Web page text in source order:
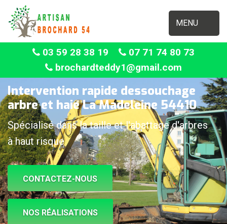
MENU
03 59 28 38 19
07 71 74 80 73
brochardteddy1@gmail.com
Intervention rapide dessouchage
arbre et haie La Madeleine 54410
Spécialisé dans la taille et l'abattage d'arbres
à haut risque
CONTACTEZ-NOUS
NOS RÉALISATIONS